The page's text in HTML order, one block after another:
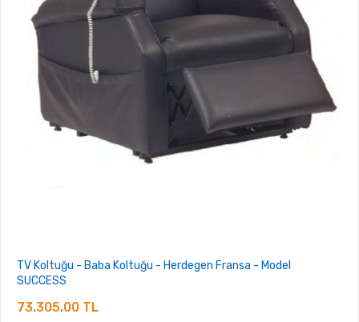
TV Koltuğu - Baba Koltuğu - Herdegen Fransa - Model
SUCCESS
73.305,00 TL